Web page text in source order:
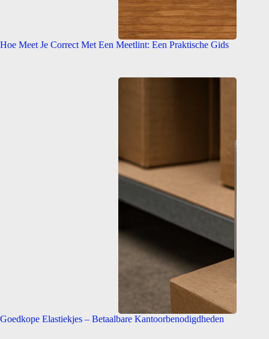
Hoe Meet Je Correct Met Een Meetlint: Een Praktische Gids
Goedkope Elastiekjes – Betaalbare Kantoorbenodigdheden